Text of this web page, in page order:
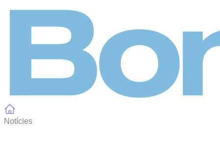
Notícies